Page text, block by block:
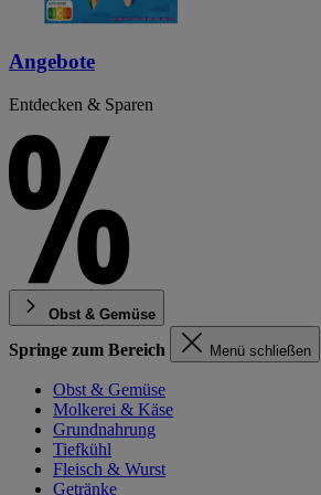
Angebote
Entdecken & Sparen
Obst & Gemüse
Springe zum Bereich Menü schließen
Obst & Gemüse
Molkerei & Käse
Grundnahrung
Tiefkühl
Fleisch & Wurst
Getränke